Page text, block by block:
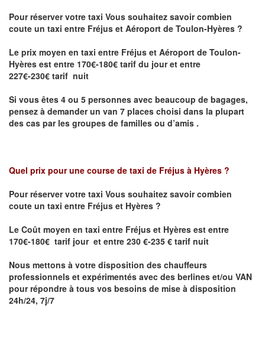
Pour réserver votre taxi Vous souhaitez savoircombien
coute un taxi entre Fréjus et Aéroport de Toulon-Hyères ?
Le prix moyen en taxi entre Fréjus et Aéroport de Toulon-
Hyères est entre 170€-180€ tarif du jour et entre
227€-230€ tarif nuit
Si vous êtes 4 ou 5 personnes avec beaucoup de bagages,
pensez à demander un van 7 places choisi dans la plupart
des cas par les groupes de familles ou d’amis .
Quel prix pour une course de taxi de Fréjus à Hyères ?
Pour réserver votre taxi Vous souhaitez savoircombien
coute un taxi entre Fréjus et Hyères ?
Le Coût moyen en taxi entre Fréjus et Hyères est entre
170€-180€ tarif jour et entre 230 €-235 € tarif nuit
Nous mettons à votre disposition des chauffeurs
professionnels et expérimentés avec des berlines et/ou VAN
pour répondre à tous vos besoins de mise à disposition
24h/24, 7j/7